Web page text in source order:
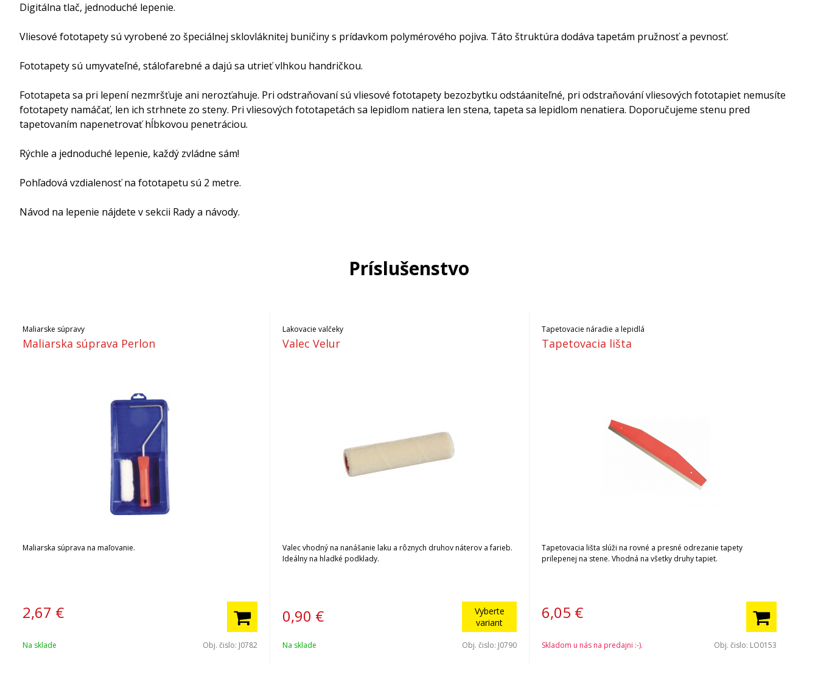
Digitálna tlač, jednoduché lepenie.
Vliesové fototapety sú vyrobené zo špeciálnej sklovláknitej buničiny s prídavkom polymérového pojiva. Táto štruktúra dodáva tapetám pružnosť a pevnosť.
Fototapety sú umyvateľné, stálofarebné a dajú sa utrieť vlhkou handričkou.
Fototapeta sa pri lepení nezmršťuje ani nerozťahuje. Pri odstraňovaní sú vliesové fototapety bezozbytku odstáaniteľné, pri odstraňování vliesových fototapiet nemusíte
fototapety namáčať, len ich strhnete zo steny. Pri vliesových fototapetách sa lepidlom natiera len stena, tapeta sa lepidlom nenatiera. Doporučujeme stenu pred
tapetovaním napenetrovať hĺbkovou penetráciou.
Rýchle a jednoduché lepenie, každý zvládne sám!
Pohľadová vzdialenosť na fototapetu sú 2 metre.
Návod na lepenie nájdete v sekcii Rady a návody.
Príslušenstvo
Maliarske súpravy
Maliarska súprava Perlon
Maliarska súprava na maľovanie.
2,67 €
Na sklade Obj. čislo: J0782
Lakovacie valčeky
Valec Velur
Valec vhodný na nanášanie laku a rôznych druhov náterov a farieb.
Ideálny na hladké podklady.
0,90 €
Vyberte
variant
Na sklade Obj. čislo: J0790
Tapetovacie náradie a lepidlá
Tapetovacia lišta
Tapetovacia lišta slúži na rovné a presné odrezanie tapety
prilepenej na stene. Vhodná na všetky druhy tapiet.
6,05 €
Skladom u nás na predajni :-). Obj. čislo: LO0153